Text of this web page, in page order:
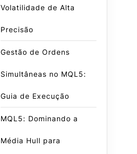
Volatilidade de Alta
Precisão
Gestão de Ordens
Simultâneas no MQL5:
Guia de Execução
MQL5: Dominando a
Média Hull para